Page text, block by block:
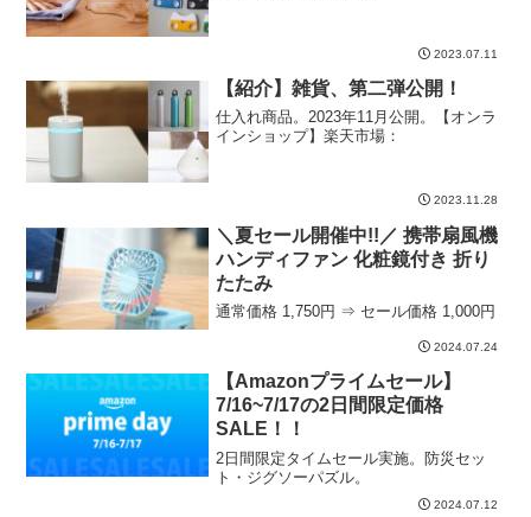
2023.07.11
【紹介】雑貨、第二弾公開！
仕入れ商品。2023年11月公開。【オンラ
インショップ】楽天市場：
2023.11.28
＼夏セール開催中!!／ 携帯扇風機
ハンディファン 化粧鏡付き 折り
たたみ
通常価格 1,750円 ⇒ セール価格 1,000円
2024.07.24
【Amazonプライムセール】
7/16~7/17の2日間限定価格
SALE！！
2日間限定タイムセール実施。防災セッ
ト・ジグソーパズル。
2024.07.12